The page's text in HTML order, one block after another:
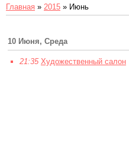
Главная » 2015 » Июнь
10 Июня, Среда
21:35 Художественный салон